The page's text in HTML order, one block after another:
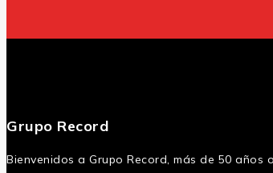
Grupo Record
Bienvenidos a Grupo Record, más de 50